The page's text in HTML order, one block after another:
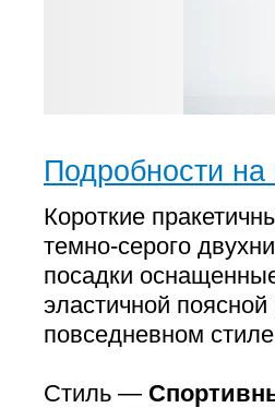
Подробности
Короткие
темно-серого
посадки
эластичной
повседневном
Стиль —